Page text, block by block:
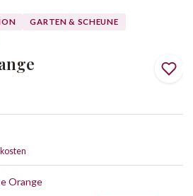
GARTEN & SCHEUNE
Orange